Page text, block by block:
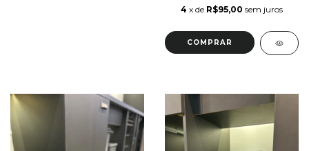
4 x de R$95,00 sem juros
COMPRAR